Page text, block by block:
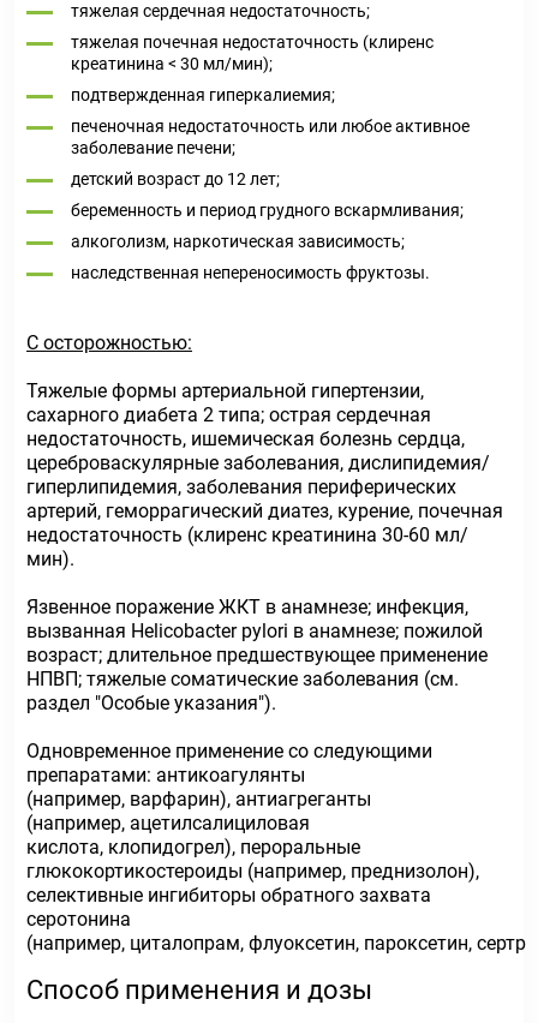
тяжелая сердечная недостаточность;
тяжелая почечная недостаточность (клиренс
креатинина < 30 мл/мин);
подтвержденная гиперкалиемия;
печеночная недостаточность или любое активное
заболевание печени;
детский возраст до 12 лет;
беременность и период грудного вскармливания;
алкоголизм, наркотическая зависимость;
наследственная непереносимость фруктозы.
С осторожностью:
Тяжелые формы артериальной гипертензии,
сахарного диабета 2 типа; острая сердечная
недостаточность, ишемическая болезнь сердца,
цереброваскулярные заболевания, дислипидемия/
гиперлипидемия, заболевания периферических
артерий, геморрагический диатез, курение, почечная
недостаточность (клиренс креатинина 30-60 мл/
мин).
Язвенное поражение ЖКТ в анамнезе; инфекция,
вызванная Helicobacter pylori в анамнезе; пожилой
возраст; длительное предшествующее применение
НПВП; тяжелые соматические заболевания (см.
раздел "Особые указания").
Одновременное применение со следующими
препаратами: антикоагулянты
(например, варфарин), антиагреганты
(например, ацетилсалициловая
кислота, клопидогрел), пероральные
глюкокортикостероиды (например, преднизолон),
селективные ингибиторы обратного захвата
серотонина
(например, циталопрам, флуоксетин, пароксетин,
Способ применения и дозы